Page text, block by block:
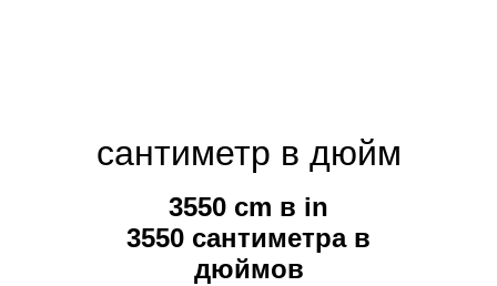
сантиметр в дюйм
3550 cm в in
3550 сантиметра в
дюймов